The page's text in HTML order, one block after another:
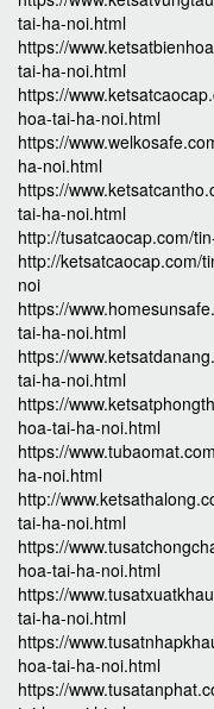
tai-ha-noi.html
https://
tai-ha-noi.html
https://
hoa-tai-ha-noi.html
https://
ha-noi.html
https://
tai-ha-noi.html
http://tusatcaocap.com/
http://ketsatcaocap.com/
noi
https://
tai-ha-noi.html
https://
tai-ha-noi.html
https://
hoa-tai-ha-noi.html
https://
ha-noi.html
http://
tai-ha-noi.html
https://
hoa-tai-ha-noi.html
https://
tai-ha-noi.html
https://
hoa-tai-ha-noi.html
https://